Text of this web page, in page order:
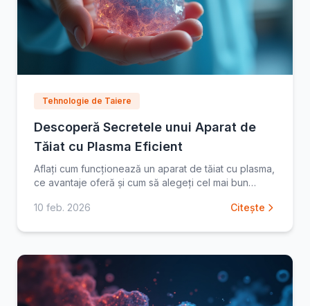
Tehnologie de Taiere
Descoperă Secretele unui Aparat de
Tăiat cu Plasma Eficient
Aflați cum funcționează un aparat de tăiat cu plasma,
ce avantaje oferă și cum să alegeți cel mai bun
ghidul
10 feb. 2026 Citește